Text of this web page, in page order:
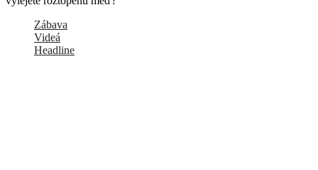
Zábava
Videá
Headline